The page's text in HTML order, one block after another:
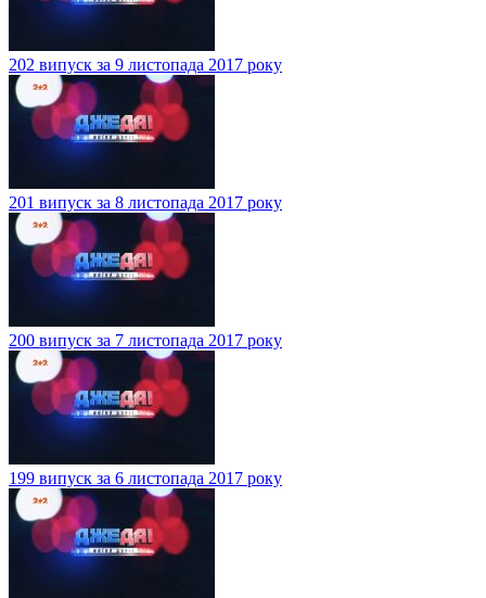
202 випуск за 9 листопада 2017 року
201 випуск за 8 листопада 2017 року
200 випуск за 7 листопада 2017 року
199 випуск за 6 листопада 2017 року